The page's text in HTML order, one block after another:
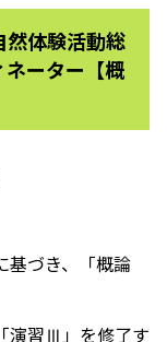
然体験活動総
ネーター【概
基づき、「概論
演習Ⅲ」を修了す